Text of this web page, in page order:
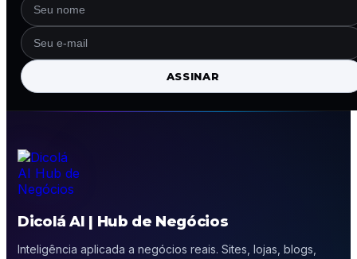
ASSINAR
Dicolá AI | Hub de Negócios
Inteligência aplicada a negócios reais. Sites, lojas, blogs,